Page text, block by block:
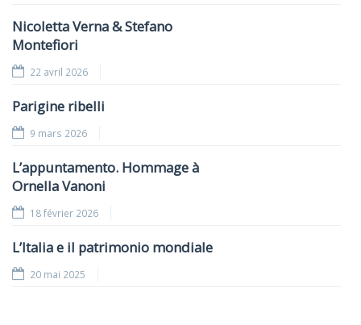
Nicoletta Verna & Stefano
Montefiori
22 avril 2026
Parigine ribelli
9 mars 2026
L’appuntamento. Hommage à
Ornella Vanoni
18 février 2026
L’Italia e il patrimonio mondiale
20 mai 2025